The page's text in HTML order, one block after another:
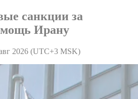
санкции за
Ирану
2026 (UTC+3 MSK)